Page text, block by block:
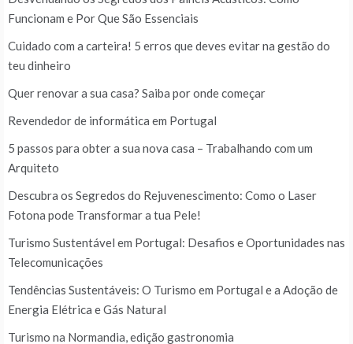
Funcionam e Por Que São Essenciais
Cuidado com a carteira! 5 erros que deves evitar na gestão do
teu dinheiro
Quer renovar a sua casa? Saiba por onde começar
Revendedor de informática em Portugal
5 passos para obter a sua nova casa – Trabalhando com um
Arquiteto
Descubra os Segredos do Rejuvenescimento: Como o Laser
Fotona pode Transformar a tua Pele!
Turismo Sustentável em Portugal: Desafios e Oportunidades nas
Telecomunicações
Tendências Sustentáveis: O Turismo em Portugal e a Adoção de
Energia Elétrica e Gás Natural
Turismo na Normandia, edição gastronomia